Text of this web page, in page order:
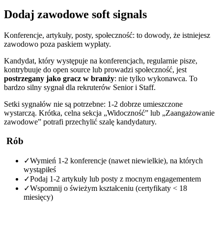
Dodaj zawodowe soft signals
Konferencje, artykuły, posty, społeczność: to dowody, że istniejesz
zawodowo poza paskiem wypłaty.
Kandydat, który występuje na konferencjach, regularnie pisze,
kontrybuuje do open source lub prowadzi społeczność, jest
postrzegany jako gracz w branży: nie tylko wykonawca. To
bardzo silny sygnał dla rekruterów Senior i Staff.
Setki sygnałów nie są potrzebne: 1-2 dobrze umieszczone
wystarczą. Krótka, celna sekcja „Widoczność” lub „Zaangażowanie
zawodowe” potrafi przechylić szalę kandydatury.
Rób
✓Wymień 1-2 konferencje (nawet niewielkie), na których
wystąpiłeś
✓Podaj 1-2 artykuły lub posty z mocnym engagementem
✓Wspomnij o świeżym kształceniu (certyfikaty < 18
miesięcy)